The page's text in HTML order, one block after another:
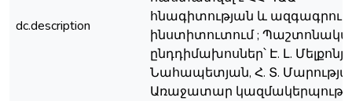
dc.description
հնագիտության և
ինստիտուտում ;
ընդդիմախոսներ՝ Է. Լ.
Նահապետյան, Հ. Տ.
Առաջատար